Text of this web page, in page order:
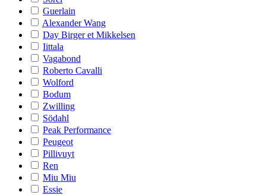
Guerlain
Alexander Wang
Day Birger et Mikkelsen
Iittala
Vagabond
Roberto Cavalli
Wolford
Bodum
Zwilling
Södahl
Peak Performance
Peugeot
Pillivuyt
Ren
Miu Miu
Essie